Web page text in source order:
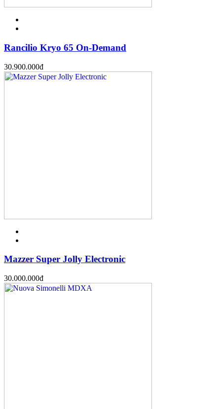
Rancilio Kryo 65 On-Demand
30.900.000đ
Mazzer Super Jolly Electronic
30.000.000đ